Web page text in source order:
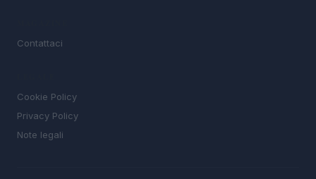
Contattaci
Cookie Policy
Privacy Policy
Note legali